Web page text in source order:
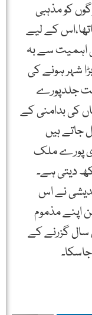
کو مذہبی
کے لیے
اہمیت سے بہ
شہر ہونے کی
جلدپورے
کی بدامنی کے
جاتے ہیں
پورے ملک
دیتی ہے۔
نے اس
اپنے مذموم
سال گزرنے کے